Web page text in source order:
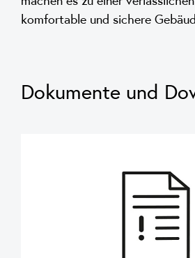
komfortable und sichere
Dokumente und